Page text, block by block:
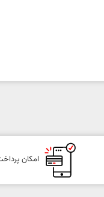
امکان